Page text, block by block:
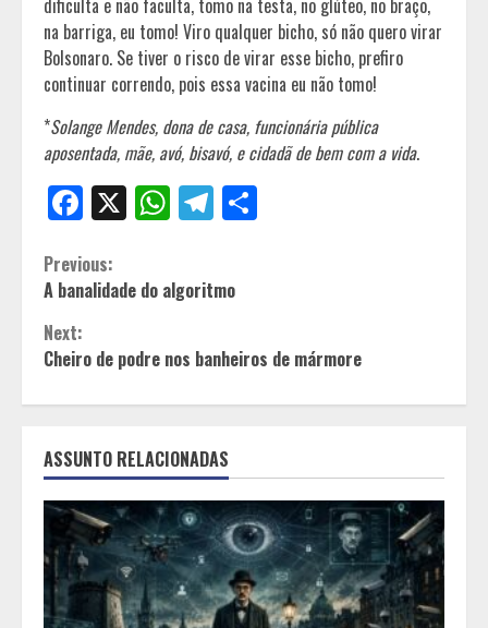
dificulta e não faculta, tomo na testa, no glúteo, no braço,
na barriga, eu tomo! Viro qualquer bicho, só não quero virar
Bolsonaro. Se tiver o risco de virar esse bicho, prefiro
continuar correndo, pois essa vacina eu não tomo!
*Solange Mendes, dona de casa, funcionária pública
aposentada, mãe, avó, bisavó, e cidadã de bem com a vida.
Facebook
X WhatsApp
Telegram
Continue
Reading
Previous:
A banalidade do algoritmo
Next:
Cheiro de podre nos banheiros de mármore
ASSUNTO RELACIONADAS